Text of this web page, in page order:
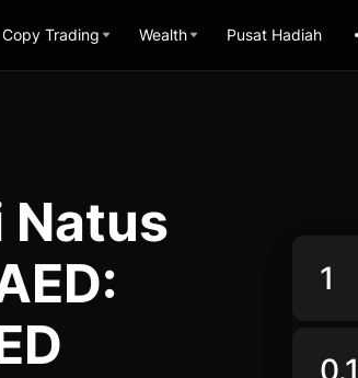
Copy Trading Wealth Pusat Hadiah
Natus